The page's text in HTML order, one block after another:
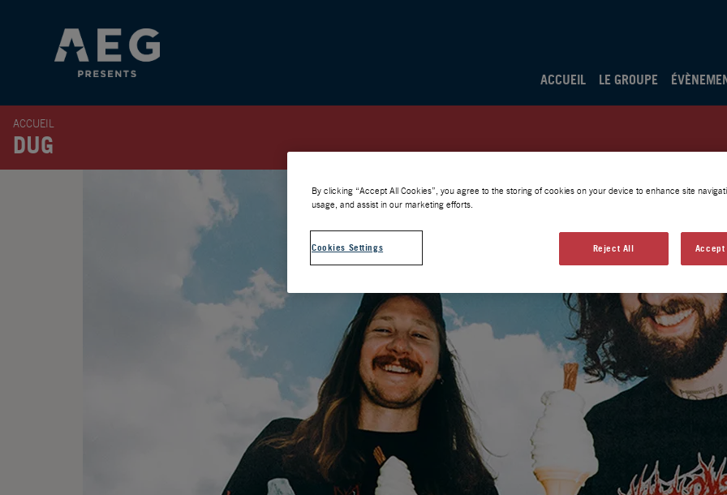
ACCUEIL LE GROUPE
ACCUEIL
DUG
By clicking “Accept All Cookies”, you agree to the storing of cookies on your device to enhance site
usage, and assist in our marketing efforts.
Cookies Settings Reject All